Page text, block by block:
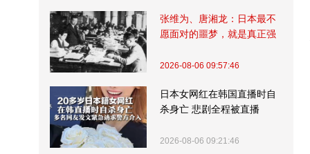
张维为、唐湘龙：日本最不
愿面对的噩梦，就是真正强
2026-08-06 09:57:46
日本女网红在韩国直播时自
杀身亡 悲剧全程被直播
2026-08-06 09:21:46